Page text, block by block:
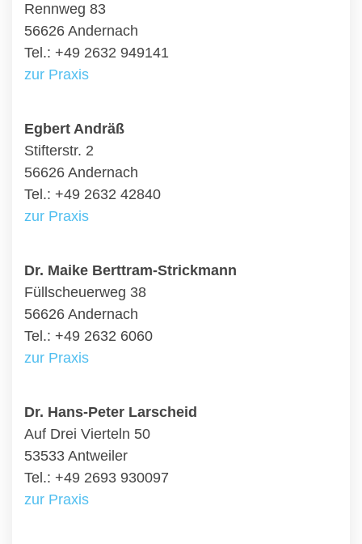
Rennweg 83
56626 Andernach
Tel.: +49 2632 949141
zur Praxis
Egbert Andräß
Stifterstr. 2
56626 Andernach
Tel.: +49 2632 42840
zur Praxis
Dr. Maike Berttram-Strickmann
Füllscheuerweg 38
56626 Andernach
Tel.: +49 2632 6060
zur Praxis
Dr. Hans-Peter Larscheid
Auf Drei Vierteln 50
53533 Antweiler
Tel.: +49 2693 930097
zur Praxis